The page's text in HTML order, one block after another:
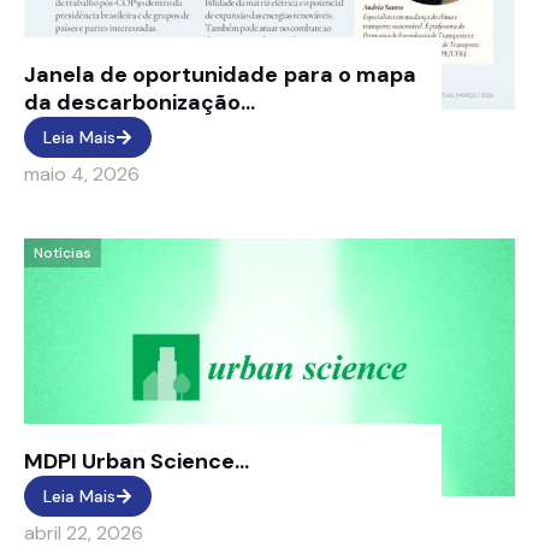
Janela de oportunidade para o mapa
da descarbonização...
Leia Mais
maio 4, 2026
Notícias
MDPI Urban Science...
Leia Mais
abril 22, 2026